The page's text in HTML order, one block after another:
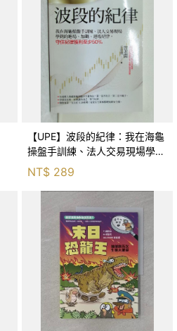
【UPE】波段的紀律：我在海龜
操盤手訓練、法人交易現場學到
的進場、加碼、退場紀律，守住
紀律獲利至少50％_雷老闆
NT$ 289